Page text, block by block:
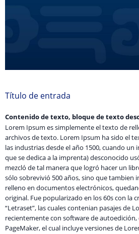
Título de entrada
Contenido de texto, bloque de texto
Lorem Ipsum es simplemente el texto de
archivos de texto. Lorem Ipsum ha sido el
las industrias desde el año 1500, cuando un
que se dedica a la imprenta) desconocido
mezcló de tal manera que logró hacer un
sólo sobrevivió 500 años, sino que tambien
relleno en documentos electrónicos,
original. Fue popularizado en los 60s con la
“Letraset”, las cuales contenian pasajes de
recientemente con software de
PageMaker, el cual incluye versiones de